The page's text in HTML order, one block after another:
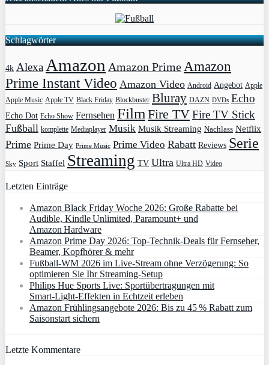
Schlagwörter
4k Alexa Amazon Amazon Prime Amazon
Prime Instant Video Amazon Video Android Angebot Apple
Apple Music Apple TV Black Friday Blockbuster Bluray DAZN DVDs Echo
Echo Dot Echo Show Fernsehen Film Fire TVFire TV Stick
Fußball komplette Mediaplayer Musik Musik Streaming Nachlass Netflix
Prime Prime Day Prime Music Prime Video Rabatt Reviews Serie
Sky Sport Staffel Streaming TV Ultra Ultra HD Video
Letzten Einträge
Amazon Black Friday Woche 2026: Große Rabatte bei
Audible, Kindle Unlimited, Paramount+ und
Amazon Hardware
Amazon Prime Day 2026: Top-Technik-Deals für Fernseher,
Beamer, Kopfhörer & mehr
Fußball-WM 2026 im Live-Stream ohne Verzögerung: So
optimieren Sie Ihr Streaming-Setup
Philips Hue Sports Live: Sportübertragungen mit
Smart‑Light‑Effekten in Echtzeit erleben
Amazon Frühlingsangebote 2026: Bis zu 45 % Rabatt zum
Saisonstart sichern
Letzte Kommentare